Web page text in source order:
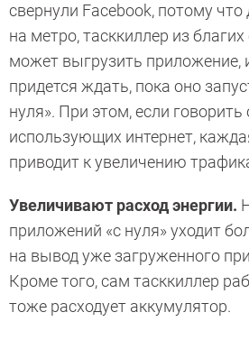
свернули Facebook, потому что
на метро, тасккиллер из
может выгрузить приложение,
придется ждать, пока оно
нуля». При этом, если
использующих интернет,
приводит к увеличению
Увеличивают расход энергии.
приложений «с нуля» уходит
на вывод уже загруженного
Кроме того, сам тасккиллер
тоже расходует аккумулятор.